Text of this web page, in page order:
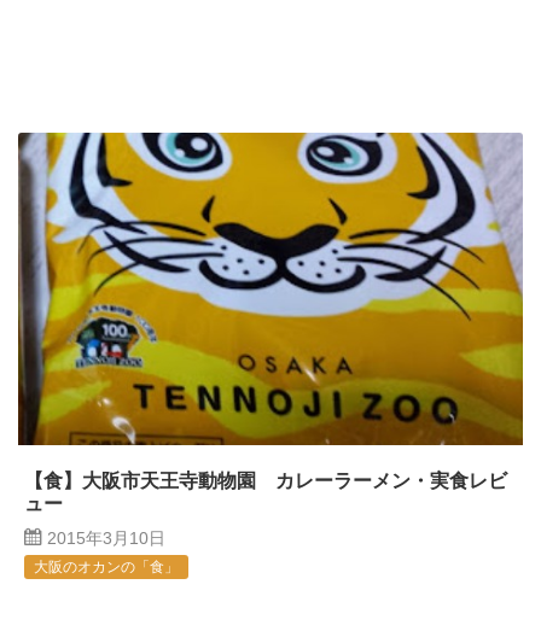
【食】大阪市天王寺動物園 カレーラーメン・実食レビ
ュー
2015年3月10日
大阪のオカンの「食」